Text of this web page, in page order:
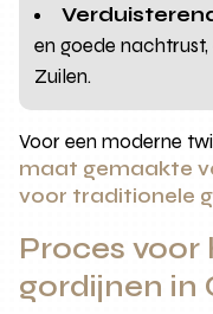
en goede
Zuilen.
Voor een moderne
maat gemaakte
voor traditionele
Proces voor
gordijnen in